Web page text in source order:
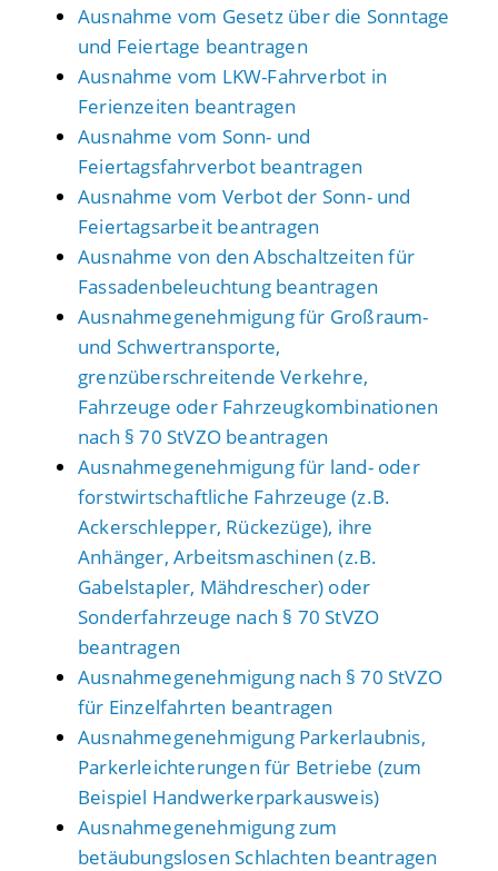
Ausnahme vom Gesetz über die Sonntage
und Feiertage beantragen
Ausnahme vom LKW-Fahrverbot in
Ferienzeiten beantragen
Ausnahme vom Sonn- und
Feiertagsfahrverbot beantragen
Ausnahme vom Verbot der Sonn- und
Feiertagsarbeit beantragen
Ausnahme von den Abschaltzeiten für
Fassadenbeleuchtung beantragen
Ausnahmegenehmigung für Großraum-
und Schwertransporte,
grenzüberschreitende Verkehre,
Fahrzeuge oder Fahrzeugkombinationen
nach § 70 StVZO beantragen
Ausnahmegenehmigung für land- oder
forstwirtschaftliche Fahrzeuge (z.B.
Ackerschlepper, Rückezüge), ihre
Anhänger, Arbeitsmaschinen (z.B.
Gabelstapler, Mähdrescher) oder
Sonderfahrzeuge nach § 70 StVZO
beantragen
Ausnahmegenehmigung nach § 70 StVZO
für Einzelfahrten beantragen
Ausnahmegenehmigung Parkerlaubnis,
Parkerleichterungen für Betriebe (zum
Beispiel Handwerkerparkausweis)
Ausnahmegenehmigung zum
betäubungslosen Schlachten beantragen